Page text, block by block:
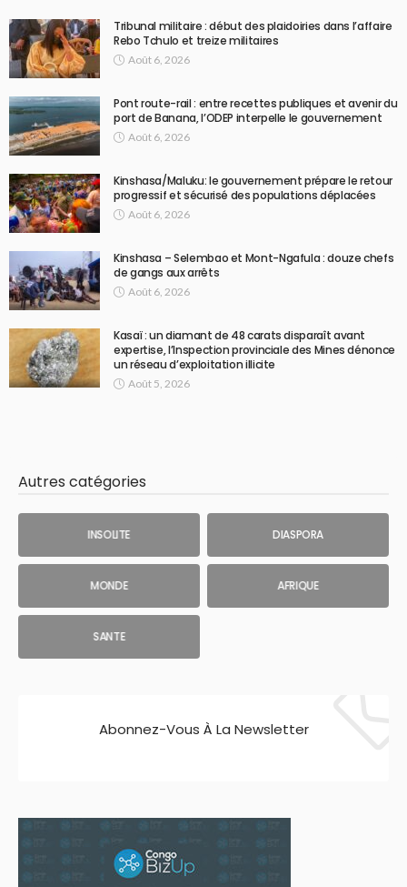
Tribunal militaire : début des plaidoiries dans l’affaire
Rebo Tchulo et treize militaires
Août 6, 2026
Pont route-rail : entre recettes publiques et avenir du
port de Banana, l’ODEP interpelle le gouvernement
Août 6, 2026
Kinshasa/Maluku: le gouvernement prépare le retour
progressif et sécurisé des populations déplacées
Août 6, 2026
Kinshasa – Selembao et Mont-Ngafula : douze chefs
de gangs aux arrêts
Août 6, 2026
Kasaï : un diamant de 48 carats disparaît avant
expertise, l’Inspection provinciale des Mines dénonce
un réseau d’exploitation illicite
Août 5, 2026
Autres catégories
INSOLITE DIASPORA
MONDE AFRIQUE
SANTE
Abonnez-Vous À La Newsletter